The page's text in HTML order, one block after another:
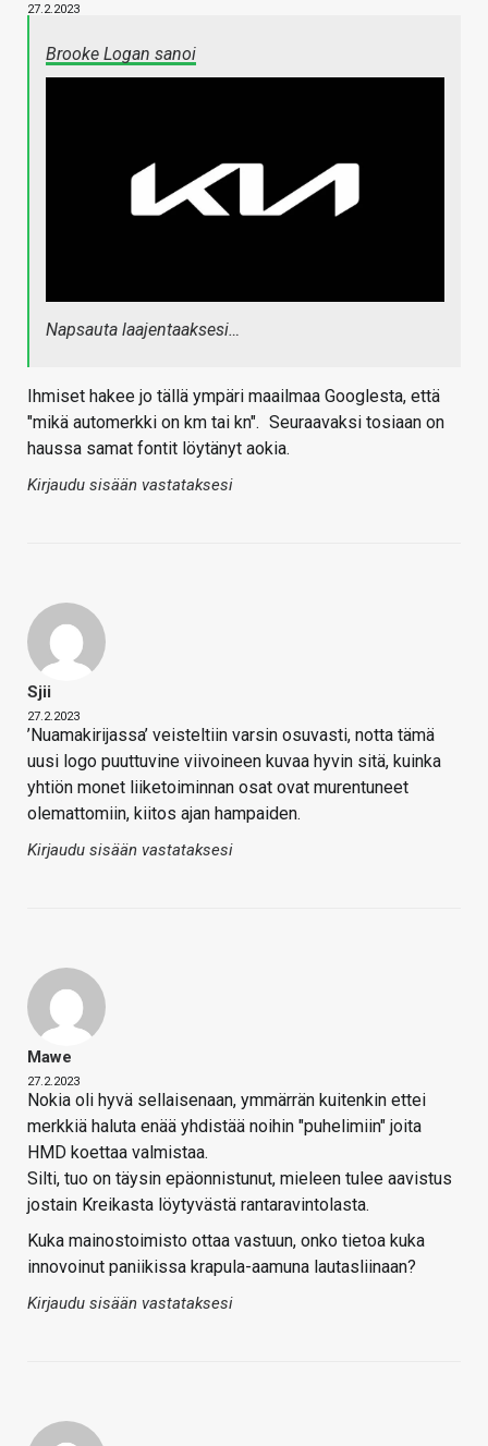
27.2.2023
Brooke Logan sanoi
Napsauta laajentaaksesi…
Ihmiset hakee jo tällä ympäri maailmaa Googlesta, että
"mikä automerkki on km tai kn". Seuraavaksi tosiaan on
haussa samat fontit löytänyt aokia.
Kirjaudu sisään vastataksesi
Sjii
27.2.2023
’Nuamakirijassa’ veisteltiin varsin osuvasti, notta tämä
uusi logo puuttuvine viivoineen kuvaa hyvin sitä, kuinka
yhtiön monet liiketoiminnan osat ovat murentuneet
olemattomiin, kiitos ajan hampaiden.
Kirjaudu sisään vastataksesi
Mawe
27.2.2023
Nokia oli hyvä sellaisenaan, ymmärrän kuitenkin ettei
merkkiä haluta enää yhdistää noihin "puhelimiin" joita
HMD koettaa valmistaa.
Silti, tuo on täysin epäonnistunut, mieleen tulee aavistus
jostain Kreikasta löytyvästä rantaravintolasta.
Kuka mainostoimisto ottaa vastuun, onko tietoa kuka
innovoinut paniikissa krapula-aamuna lautasliinaan?
Kirjaudu sisään vastataksesi